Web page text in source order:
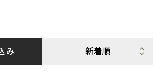
み